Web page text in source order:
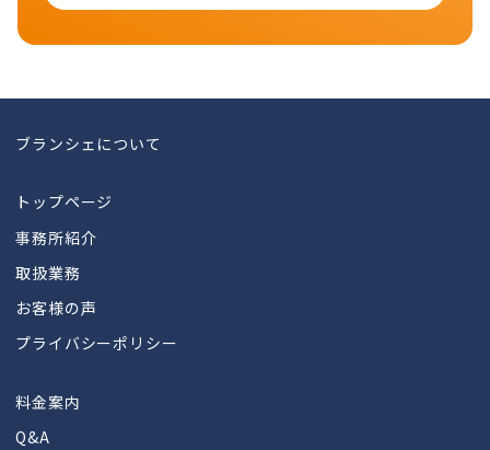
ブランシェについて
トップページ
事務所紹介
取扱業務
お客様の声
プライバシーポリシー
料金案内
Q&A